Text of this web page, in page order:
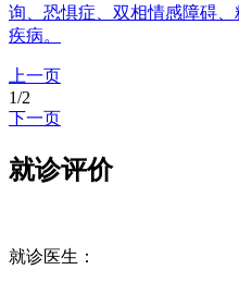
询、恐惧症、双相情感障碍
疾病。
上一页
1/2
下一页
就诊评价
就诊医生：